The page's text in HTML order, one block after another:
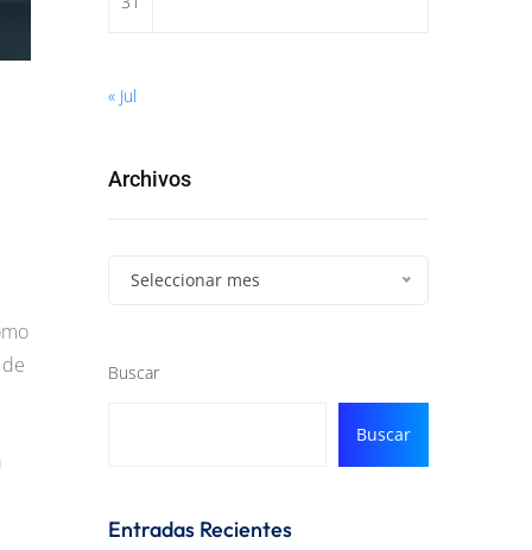
« Jul
Archivos
Seleccionar mes
Buscar
Buscar
Entradas Recientes